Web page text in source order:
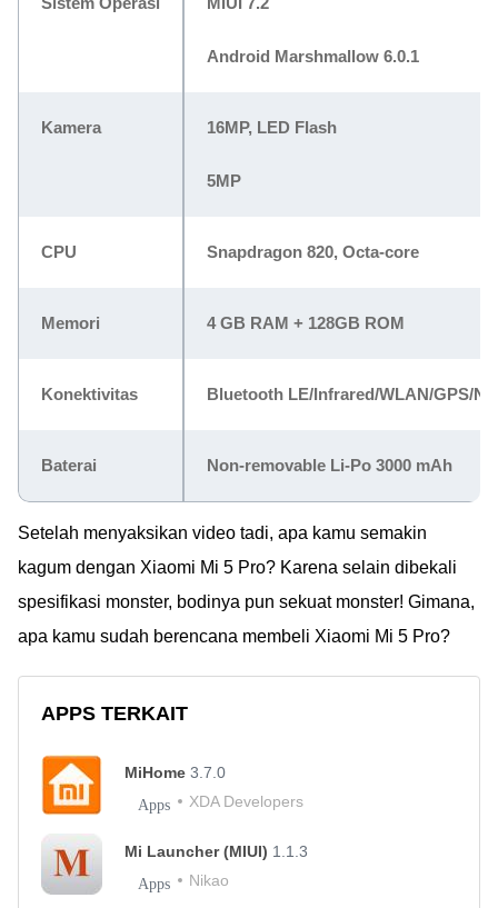
Android Marshmallow 6.0.1
Kamera 16MP, LED Flash
5MP
CPU Snapdragon 820, Octa-core
Memori 4 GB RAM + 128GB ROM
Konektivitas Bluetooth LE/Infrared/WLAN/GPS/
Baterai Non-removable Li-Po 3000 mAh
Setelah menyaksikan video tadi, apa kamu semakin
kagum dengan Xiaomi Mi 5 Pro? Karena selain dibekali
spesifikasi monster, bodinya pun sekuat monster! Gimana,
apa kamu sudah berencana membeli Xiaomi Mi 5 Pro?
APPS TERKAIT
MiHome 3.7.0
Apps XDA Developers
Mi Launcher (MIUI) 1.1.3
Apps Nikao